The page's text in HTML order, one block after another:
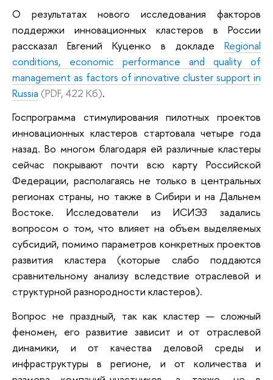
О результатах нового исследования факторов
поддержки инновационных кластеров в России
рассказал Евгений Куценко в докладе Regional
conditions, economic performance and quality of
management as factors of innovative cluster support in
Russia (PDF, 422 Кб).
Госпрограмма стимулирования пилотных проектов
инновационных кластеров стартовала четыре года
назад. Во многом благодаря ей различные кластеры
сейчас покрывают почти всю карту Российской
Федерации, располагаясь не только в центральных
регионах страны, но также в Сибири и на Дальнем
Востоке. Исследователи из ИСИЭЗ задались
вопросом о том, что влияет на объем выделяемых
субсидий, помимо параметров конкретных проектов
развития кластера (которые слабо поддаются
сравнительному анализу вследствие отраслевой и
структурной разнородности кластеров).
Вопрос не праздный, так как кластер — сложный
феномен, его развитие зависит и от отраслевой
динамики, и от качества деловой среды и
инфраструктуры в регионе, и от количества и